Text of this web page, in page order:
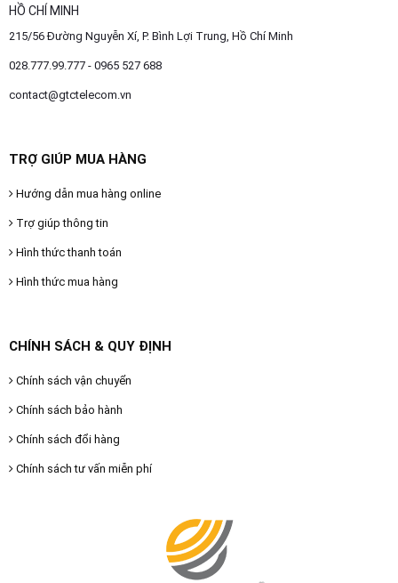
HỒ CHÍ MINH
215/56 Đường Nguyễn Xí, P. Bình Lợi Trung, Hồ Chí Minh
028.777.99.777 - 0965 527 688
contact@gtctelecom.vn
TRỢ GIÚP MUA HÀNG
Hướng dẫn mua hàng online
Trợ giúp thông tin
Hình thức thanh toán
Hình thức mua hàng
CHÍNH SÁCH & QUY ĐỊNH
Chính sách vận chuyển
Chính sách bảo hành
Chính sách đổi hàng
Chính sách tư vấn miễn phí